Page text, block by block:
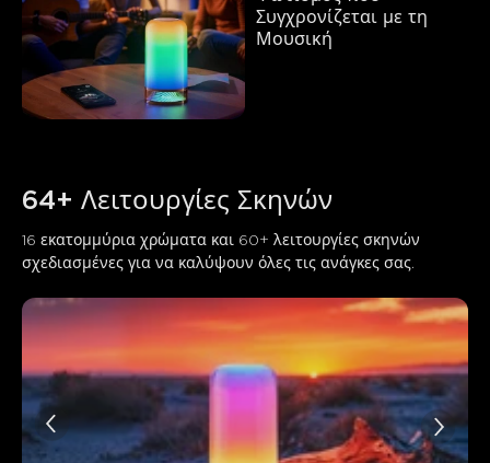
Συγχρονίζεται με τη
Μουσική
64+ Λειτουργίες Σκηνών
16 εκατομμύρια χρώματα και 60+ λειτουργίες σκηνών
σχεδιασμένες για να καλύψουν όλες τις ανάγκες σας.